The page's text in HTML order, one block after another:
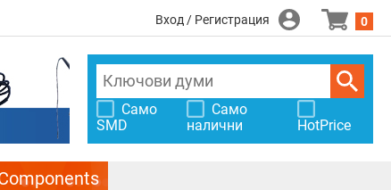
Вход / Регистрация 0
Само
SMD
Само
налични
HotPrice